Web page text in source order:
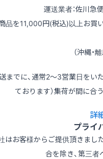
運送業者：佐川
品を11,000円(税込)以上お買
（沖縄・
までに、通常2～3営業日をい
ております）集荷が間に合
詳
プライ
はお客様からご提供頂きまし
合を除き、第三者